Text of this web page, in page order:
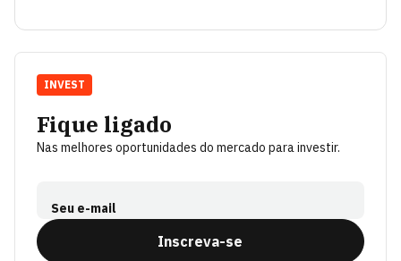
Fique ligado
Nas melhores oportunidades do mercado para investir.
Seu e-mail
Inscreva-se
INVEST